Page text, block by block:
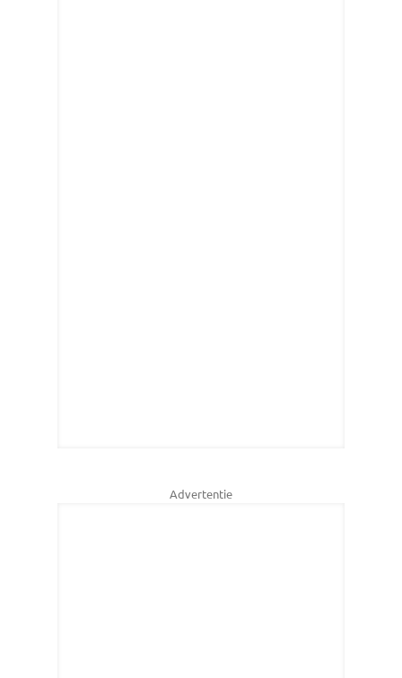
Advertentie